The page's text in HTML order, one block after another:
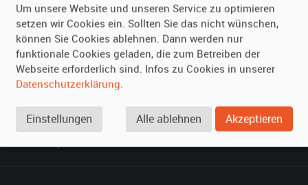
Oldtimer anmelden
Fotos senden
Fragen für Vermieter
Inserat verwalten
Häufige Fragen (FAQ)
So funktioniert's
Kontakt
SPECIAL
Berühmte Filmautos –
Um unsere Website und unseren Service zu optimieren
setzen wir Cookies ein. Sollten Sie das nicht wünschen,
können Sie Cookies ablehnen. Dann werden nur
funktionale Cookies geladen, die zum Betreiben der
Webseite erforderlich sind. Infos zu Cookies in unserer
Datenschutzerklärung.
Einstellungen Alle ablehnen Akzeptieren